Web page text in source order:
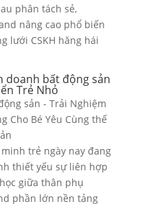
phân tách sẻ,
nâng cao phổ biến
lưới CSKH hăng hái
doanh bất động sản
Trẻ Nhỏ
trẻ ngày nay đang
thiết yếu sự liên hợp
giữa thân phụ
phần lớn nền tảng